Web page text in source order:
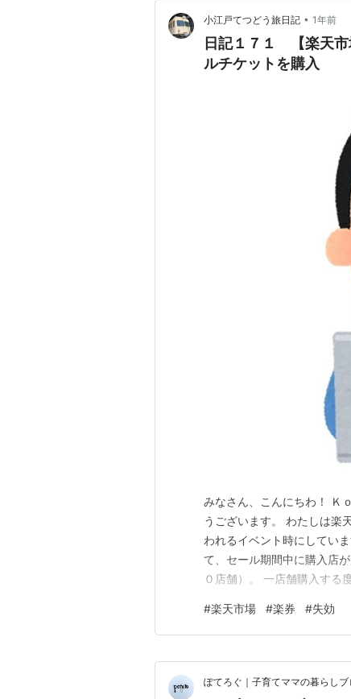
小江戸てつどう旅日記 • 1年前
日記１７１ 【楽天
ルチケットを購入
みなさん、こんにちわ！ Ｋ
うございます。 わたしは楽
われるイベント時にしてい
て、セール期間中に購入店
０店舗）。 一店舗購入する
この楽天イベント時に纏め
ない時があります。 楽天市
#楽天市場 #楽券 #失効
ぽてろぐ｜子育てママの暮らし